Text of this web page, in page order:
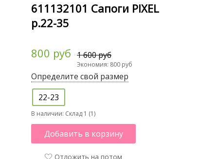
611132101 Сапоги PIXEL
р.22-35
800 руб 1 600 руб
Экономия: 800 руб
Определите свой размер
22-23
В наличии: Склад 1 (1)
Добавить в корзину
Отложить на потом